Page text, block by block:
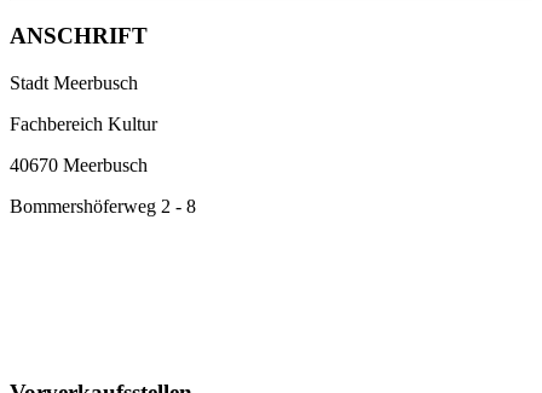
ANSCHRIFT
Stadt Meerbusch
Fachbereich Kultur
40670 Meerbusch
Bommershöferweg 2 - 8